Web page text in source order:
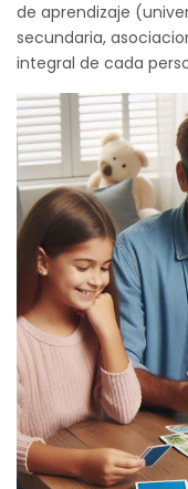
de aprendizaje
secundaria,
integral de cada